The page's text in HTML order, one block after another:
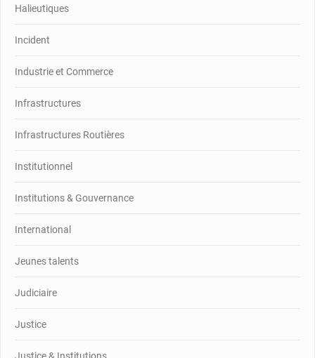
Halieutiques
Incident
Industrie et Commerce
Infrastructures
Infrastructures Routières
Institutionnel
Institutions & Gouvernance
International
Jeunes talents
Judiciaire
Justice